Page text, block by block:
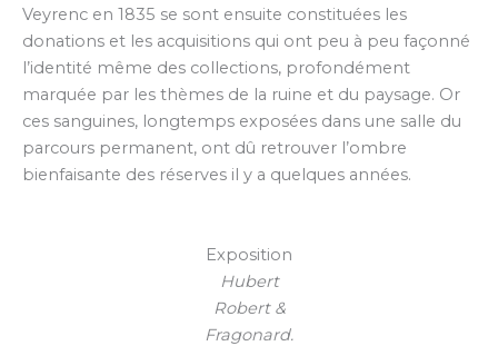
Veyrenc en 1835 se sont ensuite constituées les
donations et les acquisitions qui ont peu à peu façonné
l’identité même des collections, profondément
marquée par les thèmes de la ruine et du paysage. Or
ces sanguines, longtemps exposées dans une salle du
parcours permanent, ont dû retrouver l’ombre
bienfaisante des réserves il y a quelques années.
Exposition
Hubert
Robert &
Fragonard.